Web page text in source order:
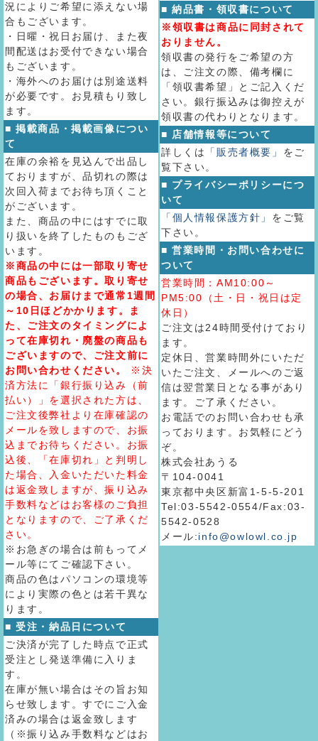
況によりご希望に添えない場
合もございます。
・日曜・祝日お届け、また夜
間配送はお受付できない場合
もございます。
・海外へのお届けは別途送料
が必要です。お見積もり致し
ます。
■ 掲載商品・掲載画像につい
て
在庫の余裕を見込んで出品し
ておりますが、品切れの際は
次回入荷までお待ち頂くこと
がございます。
また、商品の中にはすでに取
り扱いを終了したものもござ
います。
※商品の中には一部取り寄せ
商品もございます。取り寄せ
の場合、お届けまで通常1週間
～10日ほどかかります。ま
た、ご注文のタイミングによ
って在庫切れ・廃盤の商品も
ございますので、ご注文前に
お問い合わせください。
※決
済方法に「銀行振り込み（前
払い）」を選択された方は、
ご注文後弊社より在庫確認の
メールを致しますので、お振
込までお待ちください。お振
込後、「在庫切れ」と判明し
た場合、入金いただいた料金
は返金致しますが、振り込み
手数料などはお客様のご負担
となりますので、ご了承くだ
さい。
※お急ぎの場合は前もってメ
ール等にてご確認下さい。
商品の色はパソコンの環境等
により実際の色とは若干異な
ります。
■ 受注・納品日について
ご決済が完了した時点で正式
受注とし発送準備に入りま
す。
在庫が無い場合はその旨お知
らせ致します。すでにご入金
済みの場合は返金致します
（※振り込み手数料などはお
■ 納品書・領収書について
※領収書は商品に同封されて
おりません。
領収書の発行をご希望の方
は、ご注文の際、備考欄に
「領収書希望」とご記入くだ
さい。銀行振込みは御控えが
領収書の代わりとなります。
■ 店舗情報等について
詳しくは
「販売者概要」 をご
覧下さい。
■ プライバシーポリシーにつ
いて
「個人情報保護方針」 をご覧
下さい。
■ 営業時間・お問い合わせに
ついて
営業時間：AM10:00～
PM5:00（土・日・祝日は定
休日）
ご注文は24時間受付けており
ます。
定休日、営業時間外にいただ
いたご注文、メールへのご返
信は翌営業日となる事があり
ます。ご了承ください。
お電話でのお問い合わせも承
っております。お気軽にどう
ぞ。
株式会社あうる
〒104-0041
東京都中央区新富1-5-5-201
Tel:03-5542-0554/Fax:03-
5542-0528
メール:info@owlowl.co.jp